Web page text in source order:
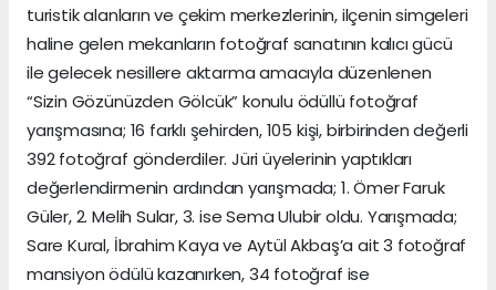
turistik alanların ve çekim merkezlerinin, ilçenin simgeleri
haline gelen mekanların fotoğraf sanatının kalıcı gücü
ile gelecek nesillere aktarma amacıyla düzenlenen
“Sizin Gözünüzden Gölcük” konulu ödüllü fotoğraf
yarışmasına; 16 farklı şehirden, 105 kişi, birbirinden değerli
392 fotoğraf gönderdiler. Jüri üyelerinin yaptıkları
değerlendirmenin ardından yarışmada; 1. Ömer Faruk
Güler, 2. Melih Sular, 3. ise Sema Ulubir oldu. Yarışmada;
Sare Kural, İbrahim Kaya ve Aytül Akbaş’a ait 3 fotoğraf
mansiyon ödülü kazanırken, 34 fotoğraf ise